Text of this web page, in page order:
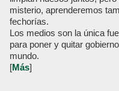
misterio, aprenderemos
fechorías.
Los medios son la única
para poner y quitar
mundo.
[Más]